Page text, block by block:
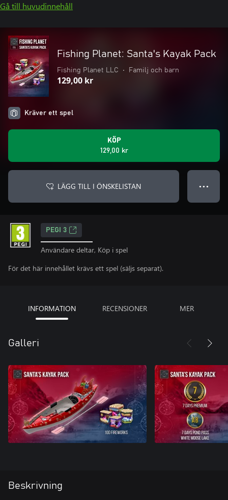
Gå till huvudinnehåll
Fishing Planet: Santa's Kayak Pack
Fishing Planet LLC • Familj och barn
129,00 kr
Kräver ett spel
KÖP
129,00 kr
LÄGG TILL I ÖNSKELISTAN ● ● ●
PEGI 3
Användare deltar, Köp i spel
För det här innehållet krävs ett spel (säljs separat).
INFORMATION RECENSIONER MER
Galleri
Beskrivning